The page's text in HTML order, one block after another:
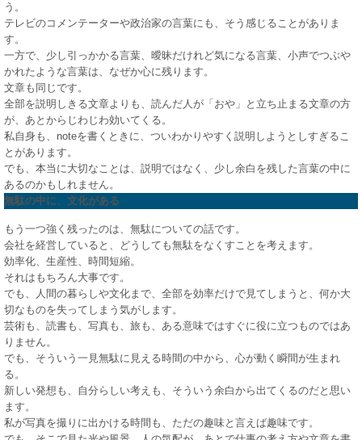
う。
テレビのコメンテーターや政治家の言葉にも、そう感じることがありま
す。
一方で、少し引っかかる言葉、曖昧だけれど気になる言葉、小声でつぶや
かれたような言葉は、なぜか心に残ります。
文章も同じです。
全部を説明しきる文章よりも、読んだ人が「おや」と立ち止まる文章の方
が、あとからじわじわ効いてくる。
私自身も、noteを書くときに、ついわかりやすく説明しようとしすぎるこ
とがあります。
でも、本当に大切なことは、説明ではなく、少し余白を残した言葉の中に
あるのかもしれません。
無駄の中に、文化がある
もう一つ強く残ったのは、無駄についての話です。
会社を経営していると、どうしても無駄をなくすことを考えます。
効率化、生産性、時間短縮。
それはもちろん大事です。
でも、人間の暮らしや文化まで、全部を効率だけで見てしまうと、何か大
切なものを失ってしまう気がします。
芸術も、読書も、写真も、旅も、ある意味ではすぐに役に立つものではあ
りません。
でも、そういう一見無駄に見える時間の中から、心が動く瞬間が生まれ
る。
新しい発想も、自分らしい考えも、そういう余白から出てくるのだと思い
ます。
私が写真を撮りに出かける時間も、ただの趣味と言えば趣味です。